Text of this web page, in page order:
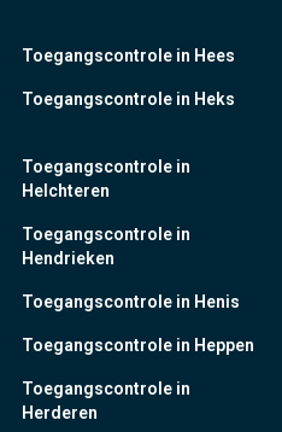
Toegangscontrole in Hees
Toegangscontrole in Heks
Toegangscontrole in
Helchteren
Toegangscontrole in
Hendrieken
Toegangscontrole in Henis
Toegangscontrole in Heppen
Toegangscontrole in
Herderen